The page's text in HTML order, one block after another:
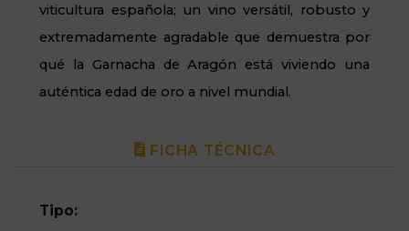
viticultura española; un vino versátil, robusto y
extremadamente agradable que demuestra por
qué la Garnacha de Aragón está viviendo una
auténtica edad de oro a nivel mundial.
FICHA TÉCNICA
Tipo: